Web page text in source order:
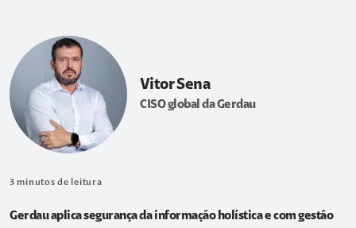
Vitor Sena
CISO global da Gerdau
3 minutos de leitura
Gerdau aplica segurança da informação holística e com gestão